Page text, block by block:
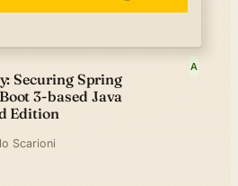
Securing Spring
3-based Java
Edition
A
Scarioni